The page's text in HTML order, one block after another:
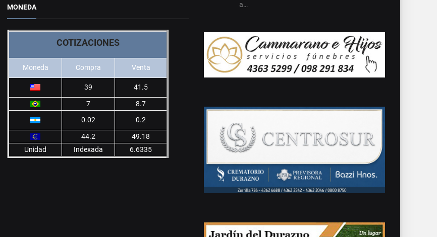
MONEDA
COTIZACIONES
Moneda Compra Venta
39 41.5
7
8.7
0.02
0.2
44.2
49.18
Unidad
Indexada 6.6335
a…